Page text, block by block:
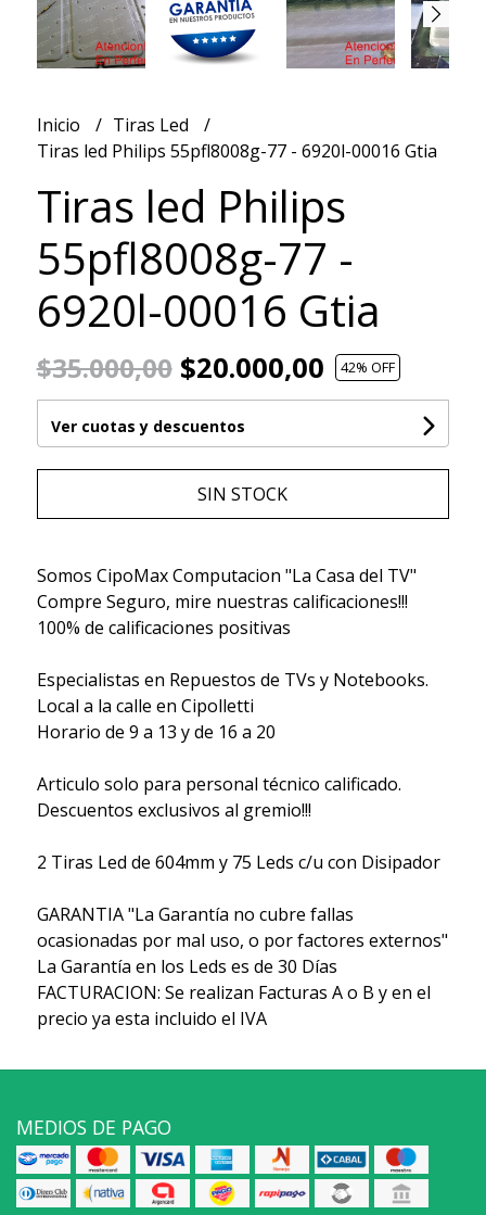
Inicio
Tiras Led
Tiras led Philips 55pfl8008g-77 - 6920l-00016 Gtia
Tiras led Philips
55pfl8008g-77 -
6920l-00016 Gtia
$35.000,00$20.000,00 42% OFF
Ver cuotas y descuentos
SIN STOCK
Somos CipoMax Computacion "La Casa del TV"
Compre Seguro, mire nuestras calificaciones!!!
100% de calificaciones positivas
Especialistas en Repuestos de TVs y Notebooks.
Local a la calle en Cipolletti
Horario de 9 a 13 y de 16 a 20
Articulo solo para personal técnico calificado.
Descuentos exclusivos al gremio!!!
2 Tiras Led de 604mm y 75 Leds c/u con Disipador
GARANTIA "La Garantía no cubre fallas
ocasionadas por mal uso, o por factores externos"
La Garantía en los Leds es de 30 Días
FACTURACION: Se realizan Facturas A o B y en el
precio ya esta incluido el IVA
MEDIOS DE PAGO